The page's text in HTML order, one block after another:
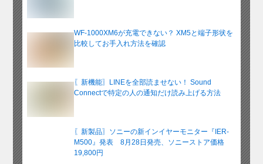
WF-1000XM6が充電できない？ XM5と端子形状を
比較してお手入れ方法を確認
〖新機能〗LINEを全部読ませない！ Sound
Connectで特定の人の通知だけ読み上げる方法
〖新製品〗ソニーの新インイヤーモニター『IER-
M500』発表 8月28日発売、ソニーストア価格
19,800円